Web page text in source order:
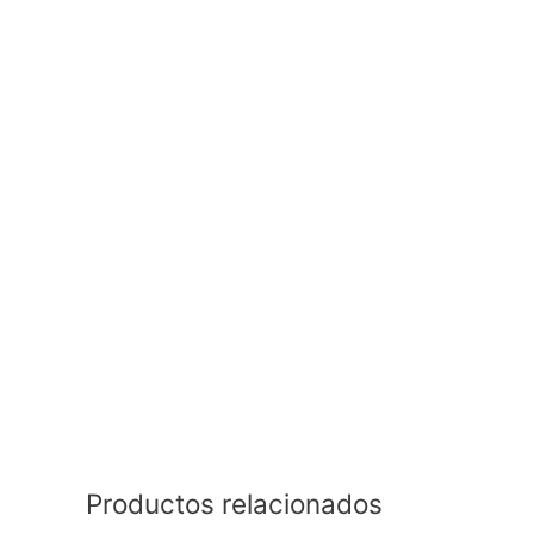
Productos relacionados